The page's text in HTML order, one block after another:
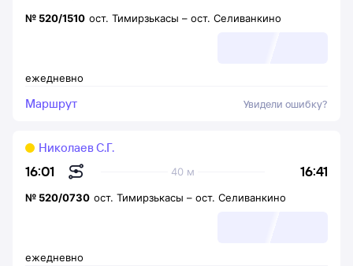
ежедневно
№ 520/1510 ост. Тимирзькасы – ост. Селиванкино
Маршрут Увидели ошибку?
16:01 16:41
40 м
Николаев С.Г.
ежедневно
№ 520/0730 ост. Тимирзькасы – ост. Селиванкино